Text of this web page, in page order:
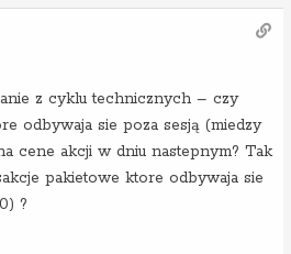
z cyklu technicznych – czy
odbywaja sie poza sesją (miedzy
cene akcji w dniu nastepnym? Tak
pakietowe ktore odbywaja sie
?